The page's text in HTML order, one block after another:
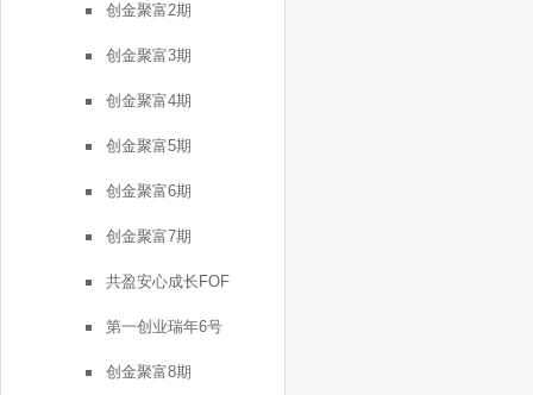
创金聚富2期
创金聚富3期
创金聚富4期
创金聚富5期
创金聚富6期
创金聚富7期
共盈安心成长FOF
第一创业瑞年6号
创金聚富8期